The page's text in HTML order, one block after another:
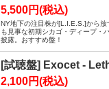
5,500円(税込)
NY地下の注目株が[L.I.E.S.]から放
も見事な初期シカゴ・ディープ・
披露。おすすめ盤！
[試聴盤] Exocet -
2,100円(税込)